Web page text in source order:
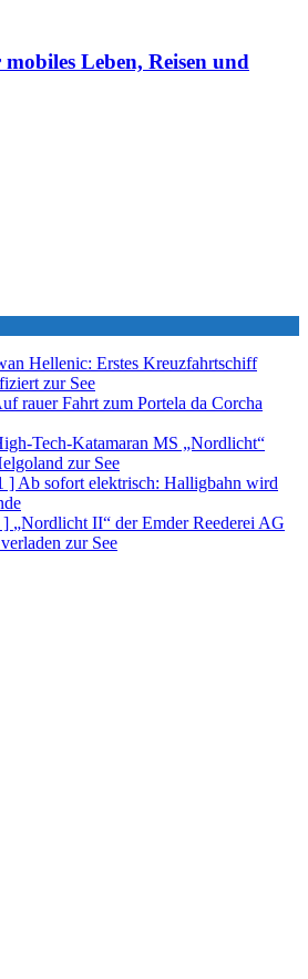
Leben, Reisen und
Hellenic: Erstes Kreuzfahrtschiff
zur See
rauer Fahrt zum Portela da Corcha
Tech-Katamaran MS „Nordlicht“
zur See
]Ab sofort elektrisch: Halligbahn wird
] „Nordlicht II“ der Emder Reederei AG
zur See